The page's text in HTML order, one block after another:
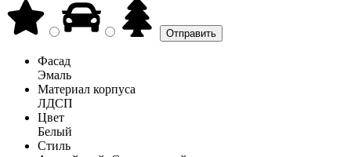
Фасад
Эмаль
Материал корпуса
ЛДСП
Цвет
Белый
Стиль